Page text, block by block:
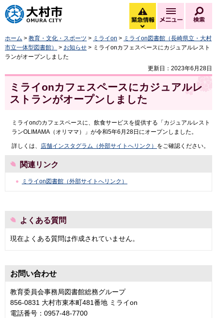
大村市
緊急情報
緊急情報を開く
メニュー
ホーム > 教育・文化・スポーツ > ミライon > ミライon図書館（長崎県立・大村
市立一体型図書館）
> お知らせ > ミライonカフェスペースにカジュアルレスト
ランがオープンしました
更新日：2023年6月28日
ミライonカフェスペースにカジュアルレ
ストランがオープンしました
ミライonのカフェスペースに、飲食サービスを提供する「カジュアルレスト
ランOLIMAMA（オリママ）」が令和5年6月28日にオープンしました。
詳しくは、 店舗インスタグラム（外部サイトへリンク） をご確認ください。
関連リンク
ミライon図書館（外部サイトへリンク）
よくある質問
現在よくある質問は作成されていません。
お問い合わせ
教育委員会事務局図書館総務グループ
856-0831 大村市東本町481番地 ミライon
電話番号：0957-48-7700